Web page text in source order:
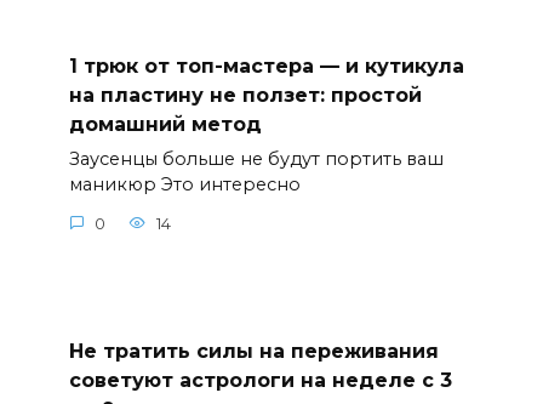
1 трюк от топ-мастера — и кутикула
на пластину не ползет: простой
домашний метод
Заусенцы больше не будут портить ваш
маникюр Это интересно
0 14
Не тратить силы на переживания
советуют астрологи на неделе с 3